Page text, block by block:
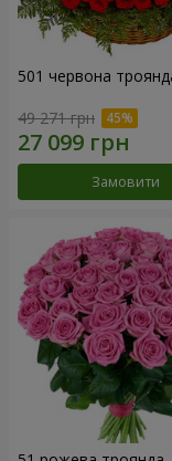
501 червона
49 271 грн
Замовити